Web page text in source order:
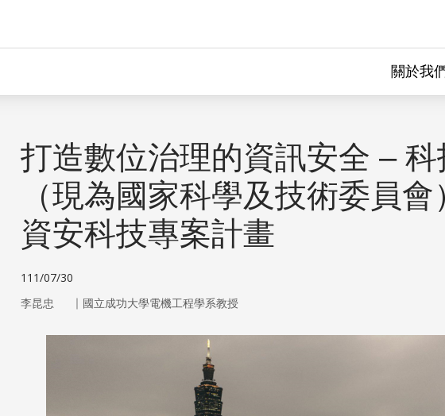
關於我
打造數位治理的資訊安全 – 科
（現為國家科學及技術委員
資安科技專案計畫
111/07/30
李昆忠 ｜ 國立成功大學電機工程學系教授